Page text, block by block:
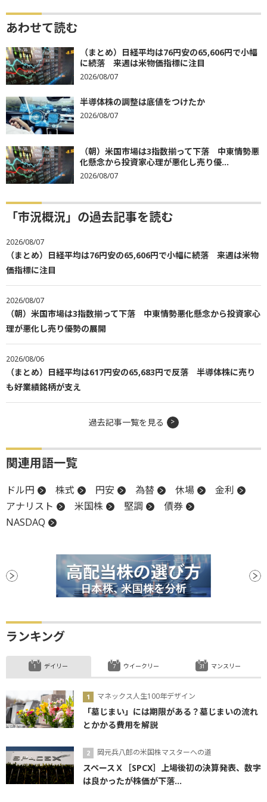
あわせて読む
（まとめ）日経平均は76円安の65,606円で小幅
に続落 来週は米物価指標に注目
2026/08/07
半導体株の調整は底値をつけたか
2026/08/07
（朝）米国市場は3指数揃って下落 中東情勢悪
化懸念から投資家心理が悪化し売り優...
2026/08/07
「市況概況」の過去記事を読む
2026/08/07
（まとめ）日経平均は76円安の65,606円で小幅に続落 来週は米物
価指標に注目
2026/08/07
（朝）米国市場は3指数揃って下落 中東情勢悪化懸念から投資家心
理が悪化し売り優勢の展開
2026/08/06
（まとめ）日経平均は617円安の65,683円で反落 半導体株に売り
も好業績銘柄が支え
過去記事一覧を見る
関連用語一覧
ドル円 株式 円安 為替 休場
金利
アナリスト
米国株 堅調
債券
NASDAQ
ランキング
デイリー
マネックス人生100年デザイン
「墓じまい」には期限がある？墓じまいの流れ
とかかる費用を解説
岡元兵八郎の米国株マスターへの道
スペースＸ［SPCX］上場後初の決算発表、数字
は良かったが株価が下落...
ウイークリー マンスリー